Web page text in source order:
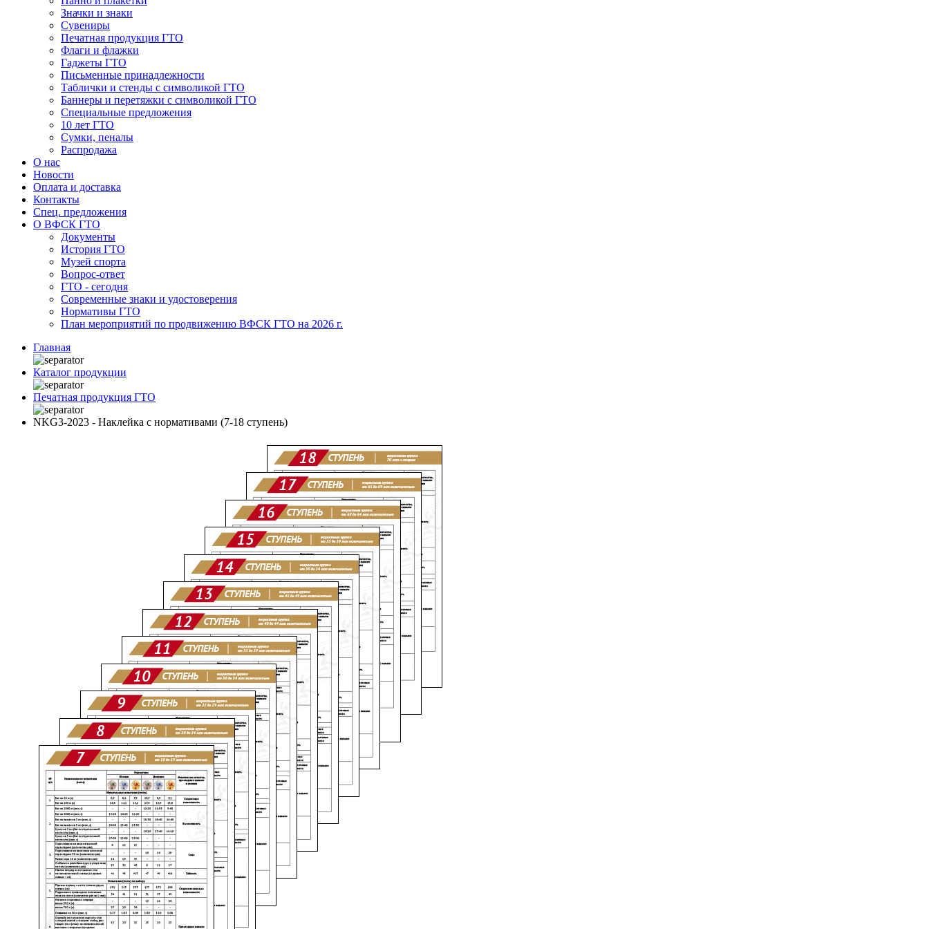
Значки и знаки
Сувениры
Печатная продукция ГТО
Флаги и флажки
Гаджеты ГТО
Письменные принадлежности
Таблички и стенды с символикой ГТО
Баннеры и перетяжки с символикой ГТО
Специальные предложения
10 лет ГТО
Сумки, пеналы
Распродажа
О нас
Новости
Оплата и доставка
Контакты
Спец. предложения
О ВФСК ГТО
Документы
История ГТО
Музей спорта
Вопрос-ответ
ГТО - сегодня
Современные знаки и удостоверения
Нормативы ГТО
План мероприятий по продвижению ВФСК ГТО на 2026 г.
Главная
Каталог продукции
Печатная продукция ГТО
NKG3-2023 - Наклейка с нормативами (7-18 ступень)